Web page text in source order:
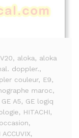
, aloka, aloka
doppler.,
couleur, E9,
maroc,
GE A5, GE logiq
, HITACHI,
,
,